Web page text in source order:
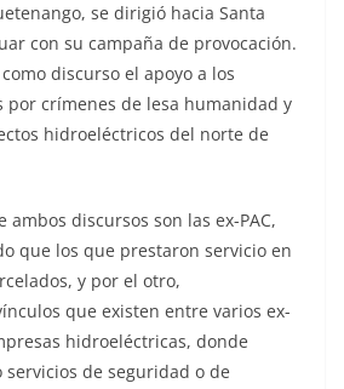
se dirigió hacia Santa
con su campaña de provocación.
discurso el apoyo a los
por crímenes de lesa humanidad y
hidroeléctricos del norte de
ambos discursos son las ex-PAC,
que los que prestaron servicio en
y por el otro,
que existen entre varios ex-
hidroeléctricas, donde
de seguridad o de